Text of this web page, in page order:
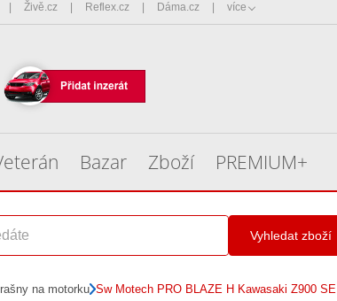
Živě.cz Reflex.cz Dáma.cz více
Bazar Zboží PREMIUM+
Vyhledat zboží
na motorku Sw Motech PRO BLAZE H Kawasaki Z900 SE